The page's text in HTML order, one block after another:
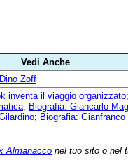
Vedi Anche
Zoff
inventa il viaggio organizzato
; Biografia: Giancarlo
; Biografia: Gianfranco
Almanacco nel tuo sito o nel